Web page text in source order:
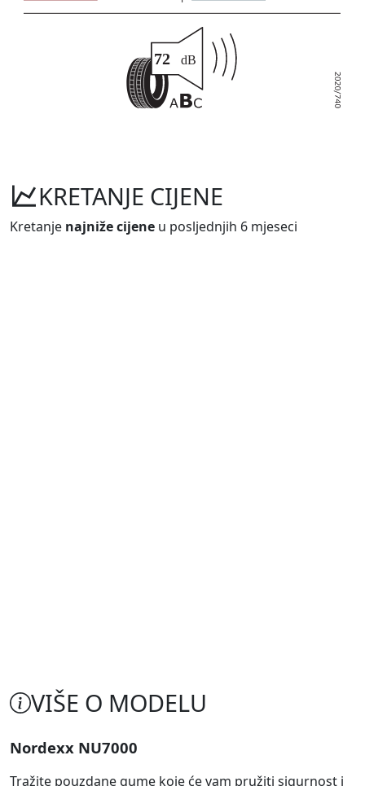
KRETANJE CIJENE
Kretanje najniže cijene u posljednjih 6 mjeseci
VIŠE O MODELU
Nordexx NU7000
Tražite pouzdane gume koje će vam pružiti sigurnost i